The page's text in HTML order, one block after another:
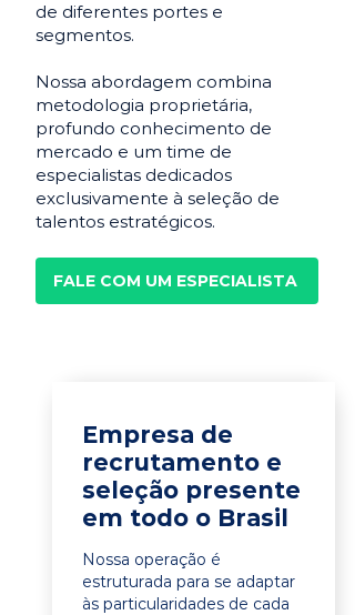
de diferentes portes e
segmentos.
Nossa abordagem combina
metodologia proprietária,
profundo conhecimento de
mercado e um time de
especialistas dedicados
exclusivamente à seleção de
talentos estratégicos.
FALE COM UM ESPECIALISTA
Empresa de
recrutamento e
seleção presente
em todo o Brasil
Nossa operação é
estruturada para se adaptar
às particularidades de cada